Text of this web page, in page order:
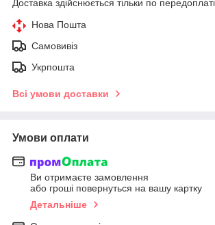
Доставка здійснюється тільки по передоплаті.
Нова Пошта
Самовивіз
Укрпошта
Всі умови доставки
Умови оплати
Ви отримаєте замовлення
або гроші повернуться на вашу картку
Детальніше